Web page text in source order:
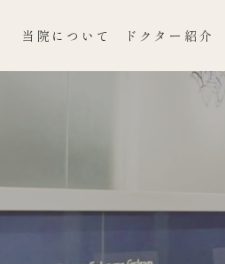
当院について ドクター紹介